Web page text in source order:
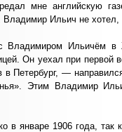
мне английскую
Ильич не хотел,
Владимиром Ильичём
Он уехал при первой
Петербург, —
Этим Владимир
в январе 1906 года, так